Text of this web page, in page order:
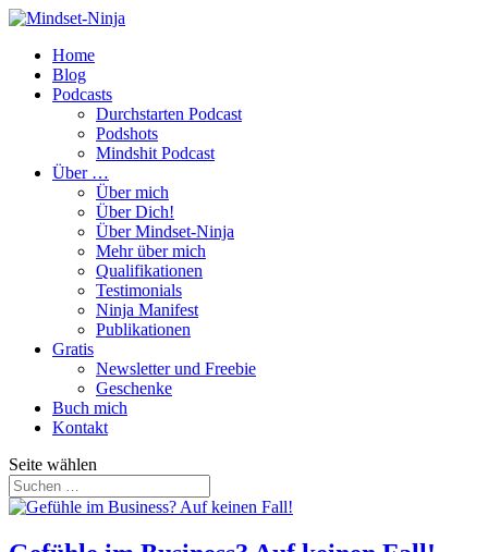
Home
Blog
Podcasts
Durchstarten Podcast
Podshots
Mindshit Podcast
Über …
Über mich
Über Dich!
Über Mindset-Ninja
Mehr über mich
Qualifikationen
Testimonials
Ninja Manifest
Publikationen
Gratis
Newsletter und Freebie
Geschenke
Buch mich
Kontakt
Seite wählen